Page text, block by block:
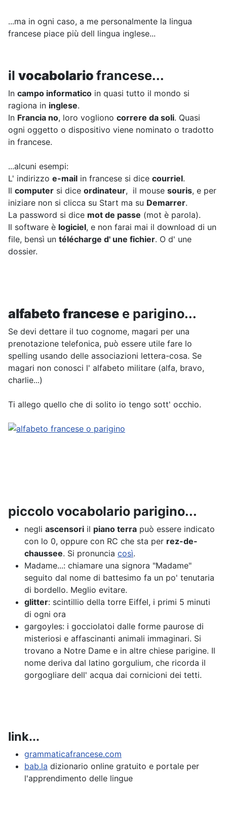
...ma in ogni caso, a me personalmente la lingua
francese piace più dell lingua inglese...
il vocabolario francese...
In campo informatico in quasi tutto il mondo si
ragiona in inglese.
In Francia no, loro vogliono correre da soli. Quasi
ogni oggetto o dispositivo viene nominato o tradotto
in francese.
...alcuni esempi:
L' indirizzo e-mail in francese si dice courriel.
Il computer si dice ordinateur, il mouse souris, e per
iniziare non si clicca su Start ma su Demarrer.
La password si dice mot de passe (mot è parola).
Il software è logiciel, e non farai mai il download di un
file, bensì un télécharge d' une fichier. O d' une
dossier.
alfabeto francese e parigino...
Se devi dettare il tuo cognome, magari per una
prenotazione telefonica, può essere utile fare lo
spelling usando delle associazioni lettera-cosa. Se
magari non conosci l' alfabeto militare (alfa, bravo,
charlie...)
Ti allego quello che di solito io tengo sott' occhio.
piccolo vocabolario parigino...
negli ascensori il piano terra può essere indicato
con lo 0, oppure con RC che sta per rez-de-
chaussee. Si pronuncia così.
Madame...: chiamare una signora "Madame"
seguito dal nome di battesimo fa un po' tenutaria
di bordello. Meglio evitare.
glitter: scintillio della torre Eiffel, i primi 5 minuti
di ogni ora
gargoyles: i gocciolatoi dalle forme paurose di
misteriosi e affascinanti animali immaginari. Si
trovano a Notre Dame e in altre chiese parigine. Il
nome deriva dal latino gorgulium, che ricorda il
gorgogliare dell' acqua dai cornicioni dei tetti.
link...
grammaticafrancese.com
bab.la dizionario online gratuito e portale per
l'apprendimento delle lingue